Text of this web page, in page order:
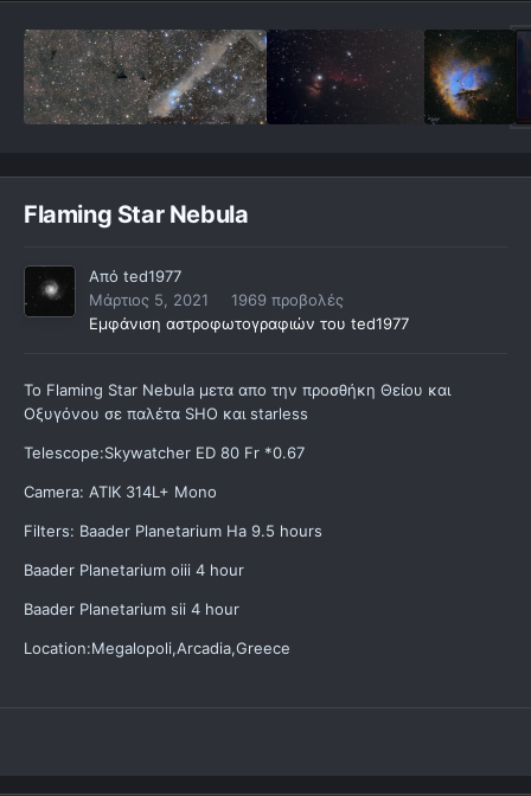
Flaming Star Nebula
Από ted1977
Μάρτιος 5, 2021
1969 προβολές
Εμφάνιση αστροφωτογραφιών του ted1977
Το Flaming Star Nebula μετα απο την προσθήκη Θείου και
Οξυγόνου σε παλέτα SHO και starless
Telescope:Skywatcher ED 80 Fr *0.67
Camera: ATIK 314L+ Mono
Filters: Baader Planetarium Ha 9.5 hours
Baader Planetarium oiii 4 hour
Baader Planetarium sii 4 hour
Location:Megalopoli,Arcadia,Greece